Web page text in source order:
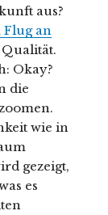
aus?
Flug an
Okay?
die
wie in
gezeigt,
es